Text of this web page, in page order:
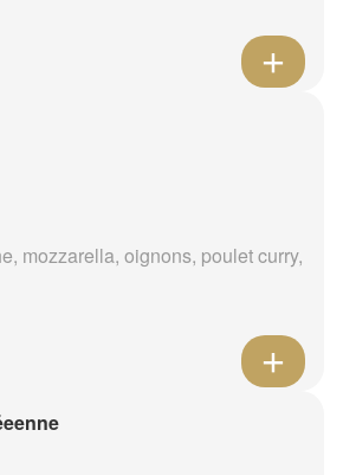
mozzarella, oignons, poulet curry,